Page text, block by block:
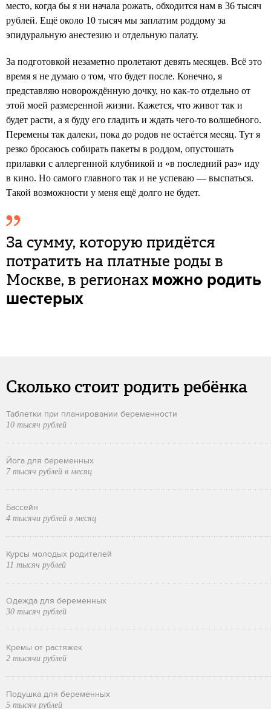
место, когда бы я ни начала рожать, обходится нам в 36 тысяч
рублей. Ещё около 10 тысяч мы заплатим роддому за
эпидуральную анестезию и отдельную палату.
За подготовкой незаметно пролетают девять месяцев. Всё это
время я не думаю о том, что будет после. Конечно, я
представляю новорождённую дочку, но как-то отдельно от
этой моей размеренной жизни. Кажется, что живот так и
будет расти, а я буду его гладить и ждать чего-то волшебного.
Перемены так далеки, пока до родов не остаётся месяц. Тут я
резко бросаюсь собирать пакеты в роддом, опустошать
прилавки с аллергенной клубникой и «в последний раз» иду
в кино. Но самого главного так и не успеваю — выспаться.
Такой возможности у меня ещё долго не будет.
За сумму, которую придётся
потратить на платные роды в
Москве, в регионахможно родить
шестерых
Сколько стоит родить ребёнка
Таблетки при планировании беременности
10 тысяч рублей
Йога для беременных
7 тысяч рублей в месяц
Бассейн
4 тысячи рублей в месяц
Курсы молодых родителей
11 тысяч рублей
Одежда для беременных
30 тысяч рублей
Кремы от растяжек
2 тысячи рублей
Подушка для беременных
5 тысяч рублей